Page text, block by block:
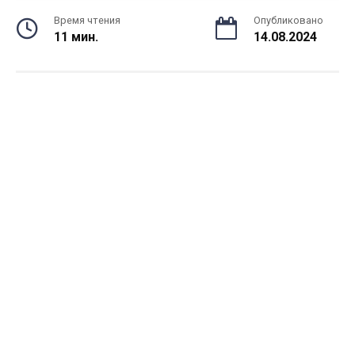
Время чтения
11 мин.
Опубликовано
14.08.2024